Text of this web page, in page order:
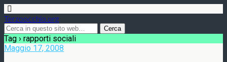
Terzoocchio.org
Tag › rapporti sociali
Maggio 17, 2008